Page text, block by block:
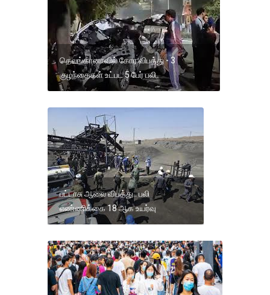
தெலங்கானாவில் கோர விபத்து - 3
குழந்தைகள் உட்பட 5 பேர் பலி
பட்டாசு ஆலை விபத்து.. பலி
எண்ணிக்கை 18 ஆக உயர்வு